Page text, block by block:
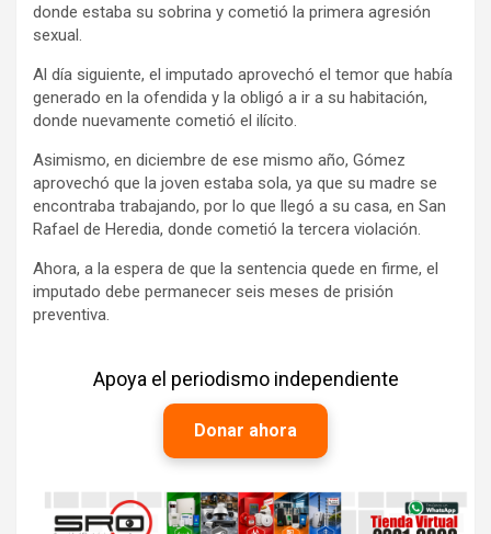
donde estaba su sobrina y cometió la primera agresión
sexual.
Al día siguiente, el imputado aprovechó el temor que había
generado en la ofendida y la obligó a ir a su habitación,
donde nuevamente cometió el ilícito.
Asimismo, en diciembre de ese mismo año, Gómez
aprovechó que la joven estaba sola, ya que su madre se
encontraba trabajando, por lo que llegó a su casa, en San
Rafael de Heredia, donde cometió la tercera violación.
Ahora, a la espera de que la sentencia quede en firme, el
imputado debe permanecer seis meses de prisión
preventiva.
Apoya el periodismo independiente
Donar ahora